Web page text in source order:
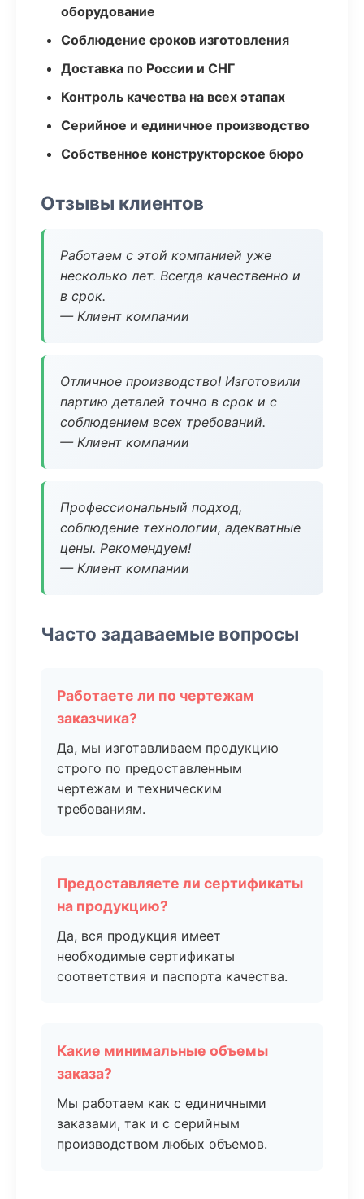
оборудование
Соблюдение сроков изготовления
Доставка по России и СНГ
Контроль качества на всех этапах
Серийное и единичное производство
Собственное конструкторское бюро
Отзывы клиентов
Работаем с этой компанией уже
несколько лет. Всегда качественно и
в срок.
— Клиент компании
Отличное производство! Изготовили
партию деталей точно в срок и с
соблюдением всех требований.
— Клиент компании
Профессиональный подход,
соблюдение технологии, адекватные
цены. Рекомендуем!
— Клиент компании
Часто задаваемые вопросы
Работаете ли по чертежам
заказчика?
Да, мы изготавливаем продукцию
строго по предоставленным
чертежам и техническим
требованиям.
Предоставляете ли сертификаты
на продукцию?
Да, вся продукция имеет
необходимые сертификаты
соответствия и паспорта качества.
Какие минимальные объемы
заказа?
Мы работаем как с единичными
заказами, так и с серийным
производством любых объемов.